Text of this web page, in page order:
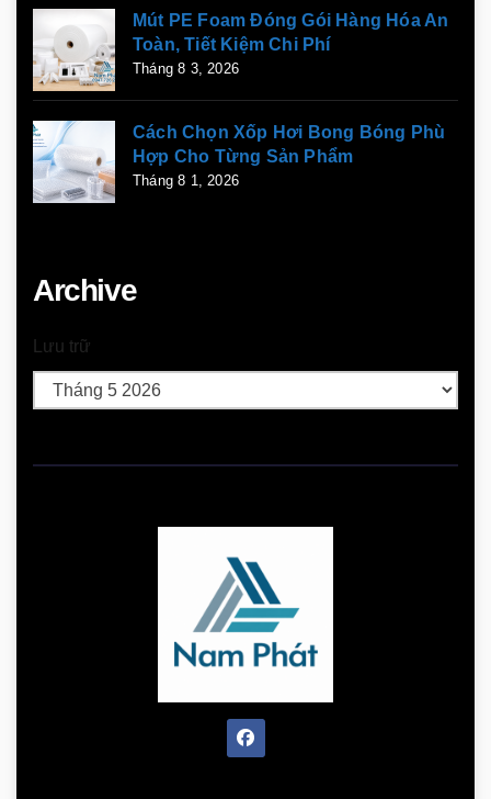
Mút PE Foam Đóng Gói Hàng Hóa An
Toàn, Tiết Kiệm Chi Phí
Tháng 8 3, 2026
Cách Chọn Xốp Hơi Bong Bóng Phù
Hợp Cho Từng Sản Phẩm
Tháng 8 1, 2026
Archive
Lưu trữ